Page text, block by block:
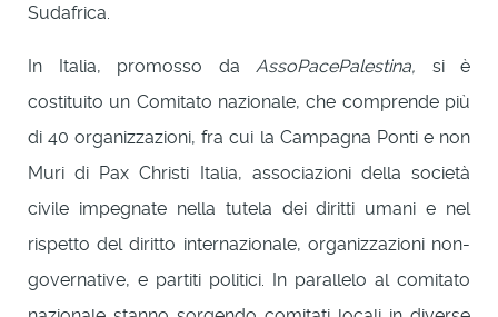
Sudafrica.
In Italia, promosso da AssoPacePalestina, si è
costituito un Comitato nazionale, che comprende più
di 40 organizzazioni, fra cui la Campagna Ponti e non
Muri di Pax Christi Italia, associazioni della società
civile impegnate nella tutela dei diritti umani e nel
rispetto del diritto internazionale, organizzazioni non-
governative, e partiti politici. In parallelo al comitato